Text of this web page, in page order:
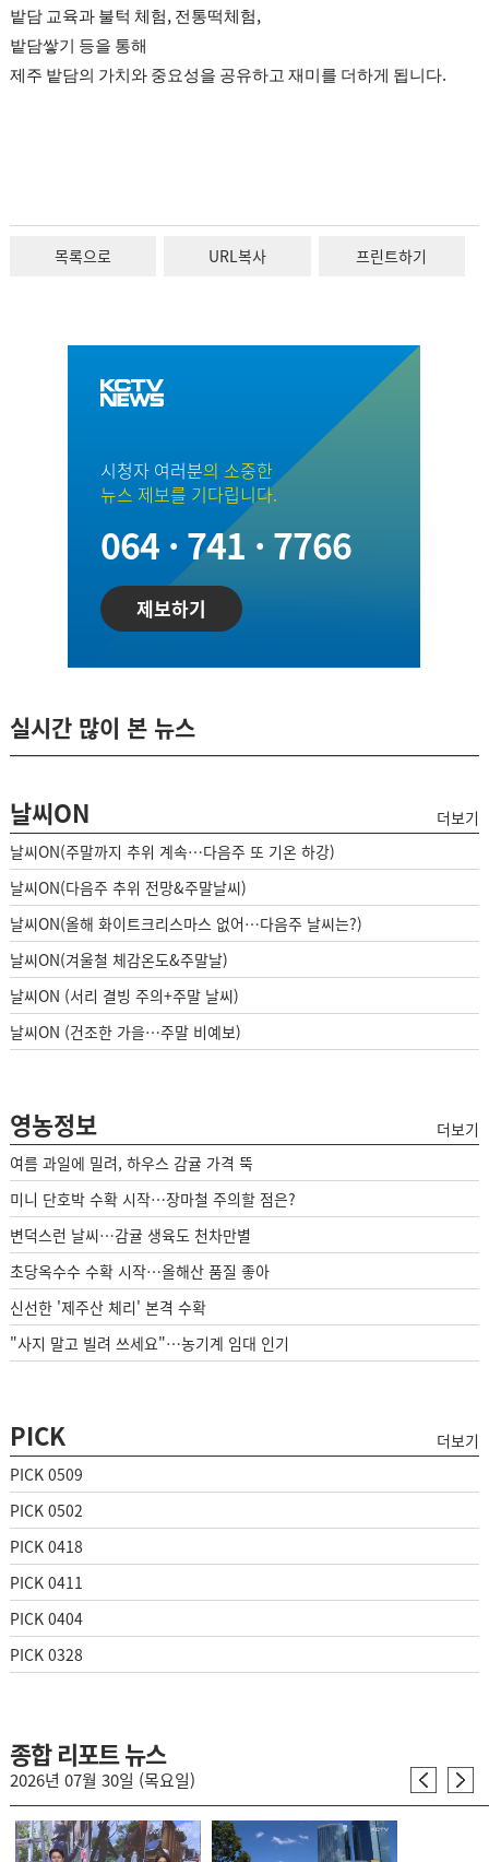
밭담 교육과 불턱 체험, 전통떡체험,
밭담쌓기 등을 통해
제주 밭담의 가치와 중요성을 공유하고 재미를 더하게 됩니다.
목록으로 URL복사 프린트하기
시청자 여러분의 소중한
뉴스 제보를 기다립니다.
064 · 741 · 7766
제보하기
실시간 많이 본 뉴스
날씨ON
더보기
날씨ON(주말까지 추위 계속…다음주 또 기온 하강)
날씨ON(다음주 추위 전망&주말날씨)
날씨ON(올해 화이트크리스마스 없어…다음주 날씨는?)
날씨ON(겨울철 체감온도&주말날)
날씨ON (서리 결빙 주의+주말 날씨)
날씨ON (건조한 가을…주말 비예보)
영농정보
더보기
여름 과일에 밀려, 하우스 감귤 가격 뚝
미니 단호박 수확 시작…장마철 주의할 점은?
변덕스런 날씨…감귤 생육도 천차만별
초당옥수수 수확 시작…올해산 품질 좋아
신선한 '제주산 체리' 본격 수확
"사지 말고 빌려 쓰세요"…농기계 임대 인기
PICK
더보기
PICK 0509
PICK 0502
PICK 0418
PICK 0411
PICK 0404
PICK 0328
종합 리포트 뉴스
2026년 07월 30일 (목요일)